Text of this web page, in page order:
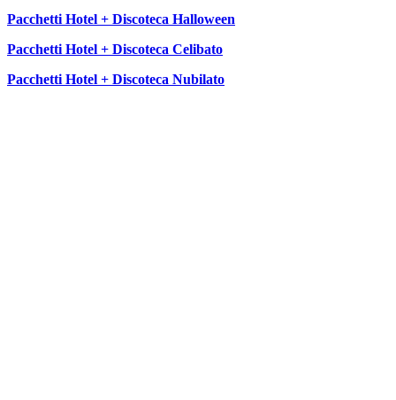
Pacchetti Hotel + Discoteca Halloween
Pacchetti Hotel + Discoteca Celibato
Pacchetti Hotel + Discoteca Nubilato